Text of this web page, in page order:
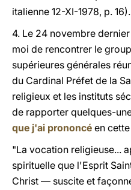
italienne 12-XI-1978, p. 16).
4. Le 24 novembre
moi de rencontrer le
supérieures générales
du Cardinal Préfet de la
religieux et les instituts
de rapporter quelques-
que j'ai prononcé en
"La vocation religieuse...
spirituelle que l'Esprit
Christ — suscite et